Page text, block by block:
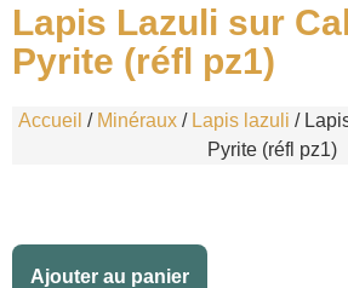
Lapis Lazuli sur
Pyrite (réfl pz1)
Accueil / Minéraux/ Lapis lazuli /
Pyrite (réfl pz1)
Ajouter au panier